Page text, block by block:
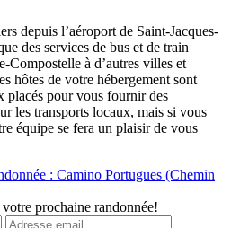
depuis l’aéroport de Saint-Jacques-
des services de bus et de train
Compostelle à d’autres villes et
hôtes de votre hébergement sont
placés pour vous fournir des
les transports locaux, mais si vous
équipe se fera un plaisir de vous
: Camino Portugues (Chemin
prochaine randonnée!